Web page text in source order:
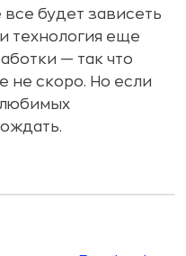
будет зависеть
технология еще
— так что
не скоро. Но если
любимых